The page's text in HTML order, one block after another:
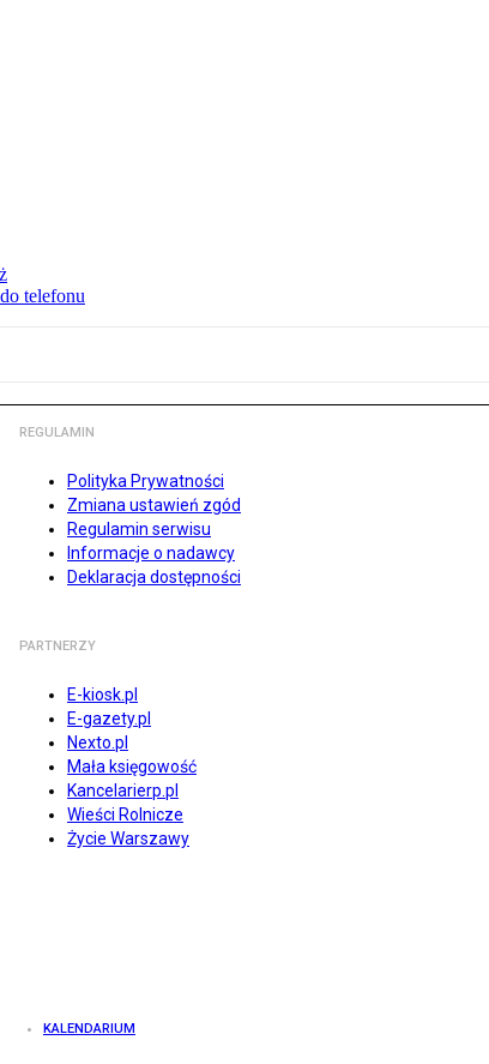
telefonu
REGULAMIN
Polityka Prywatności
Zmiana ustawień zgód
Regulamin serwisu
Informacje o nadawcy
Deklaracja dostępności
PARTNERZY
E-kiosk.pl
E-gazety.pl
Nexto.pl
Mała księgowość
Kancelarierp.pl
Wieści Rolnicze
Życie Warszawy
KALENDARIUM